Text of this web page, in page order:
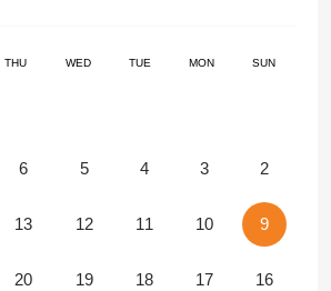
SUN
MON
TUE
WED
THU
2
3
4
5
6
9
10
11
12
13
16
17
18
19
20